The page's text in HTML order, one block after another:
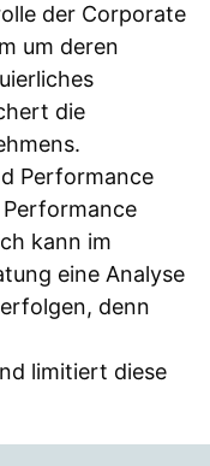
der Corporate
um deren
die
Performance
kann im
eine Analyse
denn
limitiert diese